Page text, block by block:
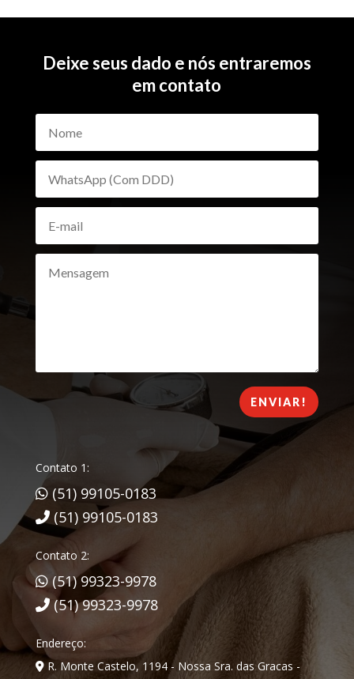
Deixe seus dado e nós entraremos
em contato
ENVIAR!
Contato 1:
(51) 99105-0183
(51) 99105-0183
Contato 2:
(51) 99323-9978
(51) 99323-9978
Endereço:
R. Monte Castelo, 1194 - Nossa Sra. das Gracas -